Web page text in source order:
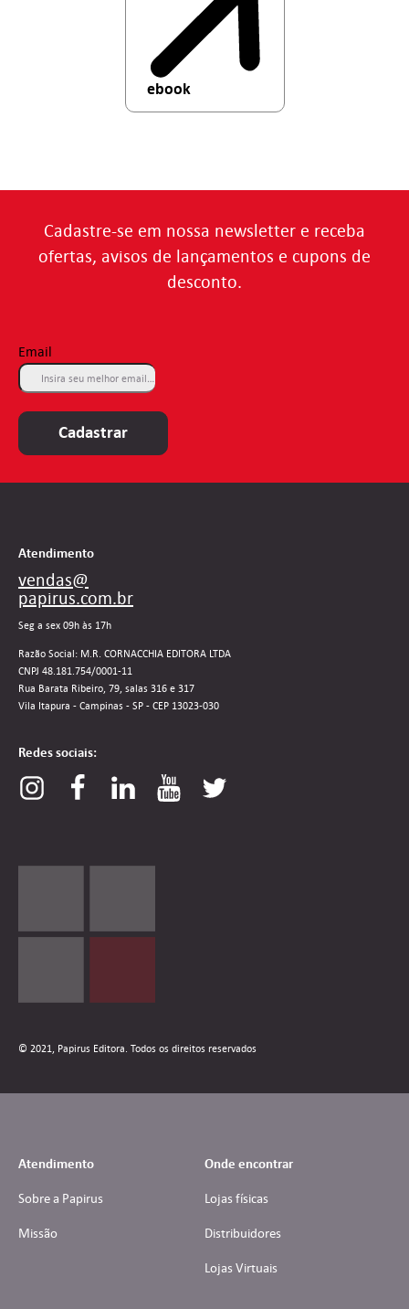
ebook
Cadastre-se em nossa newsletter e receba
ofertas, avisos de lançamentos e cupons de
desconto.
Email
Cadastrar
Atendimento
vendas@
papirus.com.br
Seg a sex 09h às 17h
Razão Social: M.R. CORNACCHIA EDITORA LTDA
CNPJ 48.181.754/0001-11
Rua Barata Ribeiro, 79, salas 316 e 317
Vila Itapura - Campinas - SP - CEP 13023-030
Redes sociais:
© 2021, Papirus Editora. Todos os direitos reservados
Atendimento
Sobre a Papirus
Missão
Onde encontrar
Lojas físicas
Distribuidores
Lojas Virtuais